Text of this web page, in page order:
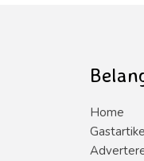
Home